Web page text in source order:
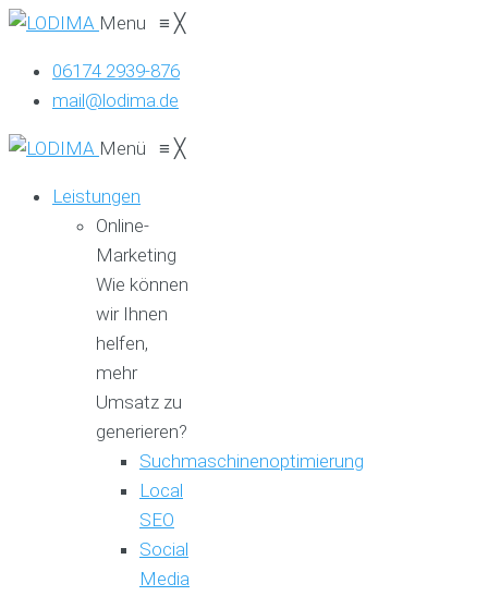
Menu ≡ ╳
06174 2939-876
mail@lodima.de
Menü ≡ ╳
Leistungen
Online-
Marketing
Wie können
wir Ihnen
helfen,
mehr
Umsatz zu
generieren?
Suchmaschinenoptimierung
Local
SEO
Social
Media